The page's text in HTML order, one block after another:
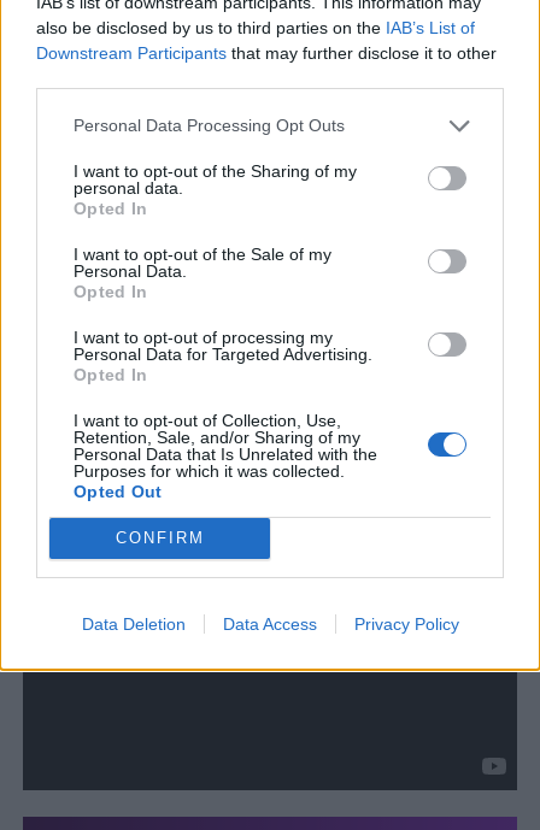
also be disclosed by us to third parties on the IAB’s List of
Downstream Participants that may further disclose it to other
Personal Data Processing Opt Outs
I want to opt-out of the Sharing of my
personal data.
Opted In
I want to opt-out of the Sale of my
Personal Data.
Opted In
I want to opt-out of processing my
Personal Data for Targeted Advertising.
Opted In
I want to opt-out of Collection, Use,
Retention, Sale, and/or Sharing of my
Personal Data that Is Unrelated with the
Purposes for which it was collected.
Opted Out
CONFIRM
Data Deletion Data Access Privacy Policy
πολύ σοβαρή είναι και η υπόθεση που διερευνά
ο εισαγγελέας Λάρισας, για το παιχνίδι Απόλλων